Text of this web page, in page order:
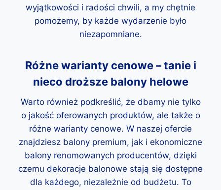
wyjątkowości i radości chwili, a my chętnie
pomożemy, by każde wydarzenie było
niezapomniane.
Różne warianty cenowe – tanie i
nieco droższe balony helowe
Warto również podkreślić, że dbamy nie tylko
o jakość oferowanych produktów, ale także o
różne warianty cenowe. W naszej ofercie
znajdziesz balony premium, jak i ekonomiczne
balony renomowanych producentów, dzięki
czemu dekoracje balonowe stają się dostępne
dla każdego, niezależnie od budżetu. To